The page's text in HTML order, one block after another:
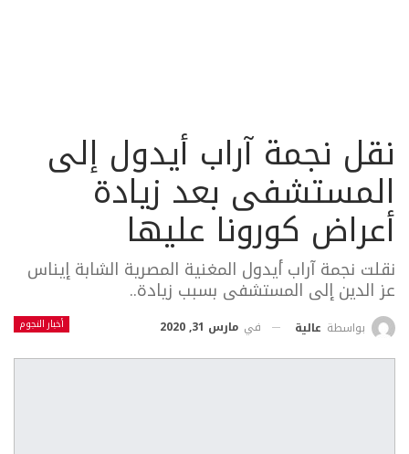
نقل نجمة آراب أيدول إلى
المستشفى بعد زيادة
أعراض كورونا عليها
نقلت نجمة آراب أيدول المغنية المصرية الشابة إيناس
عز الدين إلى المستشفى بسبب زيادة..
أخبار النجوم بواسطة عالية في مارس 31, 2020